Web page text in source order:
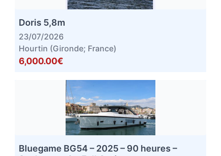
Doris 5,8m
23/07/2026
Hourtin (Gironde; France)
6,000.00€
Bluegame BG54 – 2025 – 90 heures –